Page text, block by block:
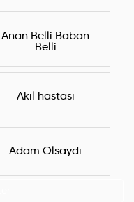
Anan Belli Baban
Belli
Akıl hastası
Adam Olsaydı